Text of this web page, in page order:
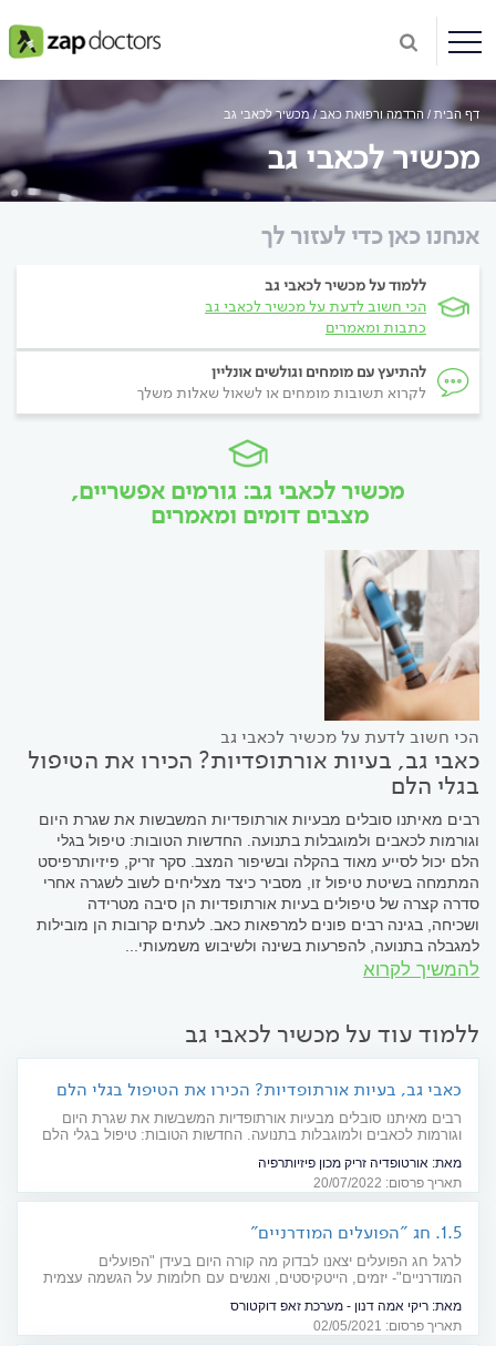
דף הבית הרדמה ורפואת כאב מכשיר לכאבי גב
מכשיר לכאבי גב
אנחנו כאן כדי לעזור לך
ללמוד על מכשיר לכאבי גב
הכי חשוב לדעת על מכשיר לכאבי גב
כתבות ומאמרים
להתיעץ עם מומחים וגולשים אונליין
לקרוא תשובות מומחים או לשאול שאלות משלך
מכשיר לכאבי גב: גורמים אפשריים,
מצבים דומים ומאמרים
הכי חשוב לדעת על מכשיר לכאבי גב
כאבי גב, בעיות אורתופדיות? הכירו את הטיפול
בגלי הלם
רבים מאיתנו סובלים מבעיות אורתופדיות המשבשות את שגרת היום
וגורמות לכאבים ולמוגבלות בתנועה. החדשות הטובות: טיפול בגלי
הלם יכול לסייע מאוד בהקלה ובשיפור המצב. סקר זריק, פיזיותרפיסט
המתמחה בשיטת טיפול זו, מסביר כיצד מצליחים לשוב לשגרה אחרי
סדרה קצרה של טיפולים בעיות אורתופדיות הן סיבה מטרידה
ושכיחה, בגינה רבים פונים למרפאות כאב. לעתים קרובות הן מובילות
למגבלה בתנועה, להפרעות בשינה ולשיבוש משמעותי...
להמשיך לקרוא
ללמוד עוד על מכשיר לכאבי גב
כאבי גב, בעיות אורתופדיות? הכירו את הטיפול בגלי הלם
רבים מאיתנו סובלים מבעיות אורתופדיות המשבשות את שגרת היום
וגורמות לכאבים ולמוגבלות בתנועה. החדשות הטובות: טיפול בגלי הלם
סדרה קצרה של טיפולים
מאת: אורטופדיה זריק מכון פיזיותרפיה
תאריך פרסום: 20/07/2022
1.5. חג "הפועלים המודרניים"
לרגל חג הפועלים יצאנו לבדוק מה קורה היום בעידן "הפועלים
המודרניים"- יזמים, הייטקיסטים, ואנשים עם חלומות על הגשמה עצמית
מאירי, פסיכולוג תעסוקתי. מחבר הספר "המגפה השקטה במקומות
העבודה"
מאת: ריקי אמה דנון - מערכת זאפ דוקטורס
תאריך פרסום: 02/05/2021